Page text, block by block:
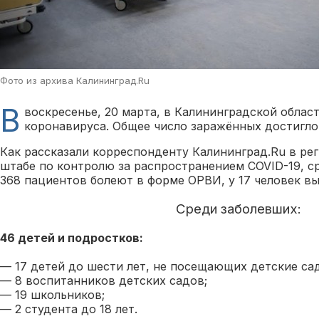
Фото из архива Калининград.Ru
В воскресенье, 20 марта, в Калининградской
коронавируса. Общее число заражённых
Как рассказали корреспонденту Калининград.Ru в
штабе по контролю за распространением COVID-19,
368 пациентов болеют в форме ОРВИ, у 17 человек
Среди заболевших:
46 детей и подростков:
— 17 детей до шести лет, не посещающих детские
— 8 воспитанников детских садов;
— 19 школьников;
— 2 студента до 18 лет.